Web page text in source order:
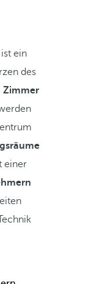
ist ein
des
Zimmer
einer